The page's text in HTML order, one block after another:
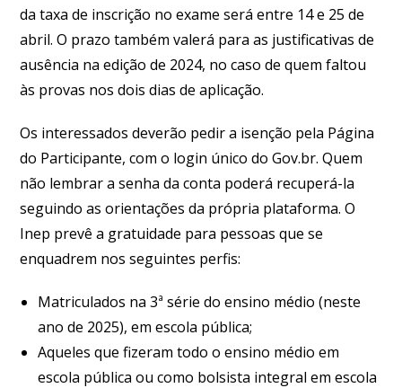
da taxa de inscrição no exame será entre 14 e 25 de
abril. O prazo também valerá para as justificativas de
ausência na edição de 2024, no caso de quem faltou
às provas nos dois dias de aplicação.
Os interessados deverão pedir a isenção pela Página
do Participante, com o login único do Gov.br. Quem
não lembrar a senha da conta poderá recuperá-la
seguindo as orientações da própria plataforma. O
Inep prevê a gratuidade para pessoas que se
enquadrem nos seguintes perfis:
Matriculados na 3ª série do ensino médio (neste
ano de 2025), em escola pública;
Aqueles que fizeram todo o ensino médio em
escola pública ou como bolsista integral em escola